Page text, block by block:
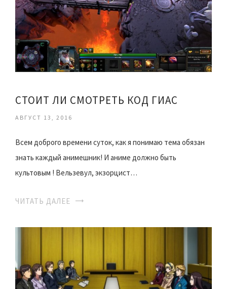
СТОИТ ЛИ СМОТРЕТЬ КОД ГИАС
АВГУСТ 13, 2016
Всем доброго времени суток, как я понимаю тема обязан
знать каждый анимешник! И аниме должно быть
культовым ! Вельзевул, экзорцист…
ЧИТАТЬ ДАЛЕЕ